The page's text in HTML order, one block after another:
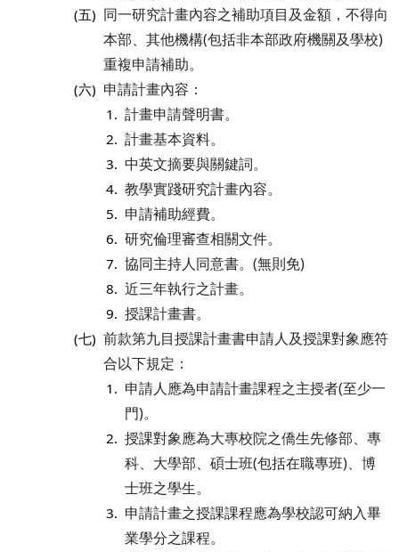
(五) 同一研究計畫內容之補助項目及金額，不得向
本部、其他機構(包括非本部政府機關及學校)
重複申請補助。
(六) 申請計畫內容：
1. 計畫申請聲明書。
2. 計畫基本資料。
3. 中英文摘要與關鍵詞。
4. 教學實踐研究計畫內容。
5. 申請補助經費。
6. 研究倫理審查相關文件。
7. 協同主持人同意書。(無則免)
8. 近三年執行之計畫。
9. 授課計畫書。
(七) 前款第九目授課計畫書申請人及授課對象應符
合以下規定：
1. 申請人應為申請計畫課程之主授者(至少一
門)。
2. 授課對象應為大專校院之僑生先修部、專
科、大學部、碩士班(包括在職專班)、博
士班之學生。
3. 申請計畫之授課課程應為學校認可納入畢
業學分之課程。